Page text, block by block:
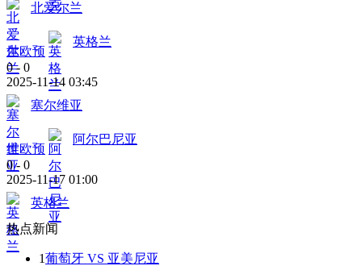
北爱尔兰
世欧预
英格兰
0 - 0
2025-11-14 03:45
塞尔维亚
世欧预
阿尔巴尼亚
0 - 0
2025-11-17 01:00
英格兰
热点新闻
1葡萄牙 VS 亚美尼亚